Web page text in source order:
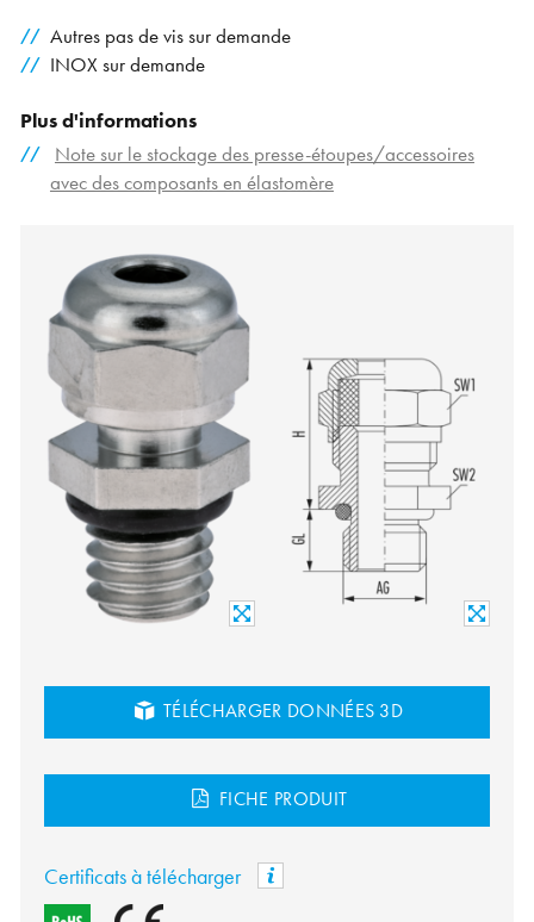
Autres pas de vis sur demande
INOX sur demande
Plus d'informations
Note sur le stockage des presse-étoupes/accessoires
avec des composants en élastomère
TÉLÉCHARGER DONNÉES 3D
FICHE PRODUIT
Certificats à télécharger